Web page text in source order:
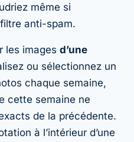
même si
anti-spam.
les images d’une
ou sélectionnez un
chaque semaine,
cette semaine ne
de la précédente.
à l’intérieur d’une